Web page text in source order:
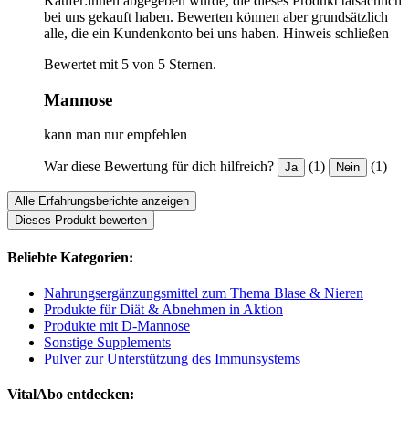
bei uns gekauft haben. Bewerten können aber grundsätzlich
alle, die ein Kundenkonto bei uns haben. Hinweis schließen
Bewertet mit 5 von 5 Sternen.
Mannose
kann man nur empfehlen
War diese Bewertung für dich hilfreich? Ja (1) Nein (1)
Alle Erfahrungsberichte anzeigen
Dieses Produkt bewerten
Beliebte Kategorien:
Nahrungsergänzungsmittel zum Thema Blase & Nieren
Produkte für Diät & Abnehmen in Aktion
Produkte mit D-Mannose
Sonstige Supplements
Pulver zur Unterstützung des Immunsystems
VitalAbo entdecken: